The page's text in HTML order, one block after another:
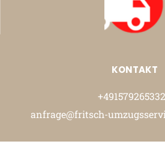
KONTAKT
anfrage@fritsch-